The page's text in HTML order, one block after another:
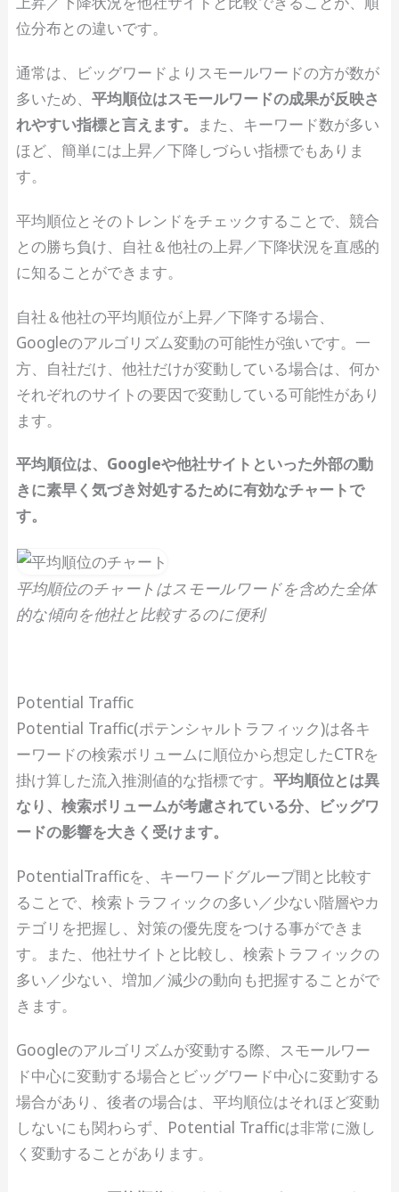
位分布との違いです。
通常は、ビッグワードよりスモールワードの方が数が
多いため、 平均順位はスモールワードの成果が反映さ
れやすい指標と言えます。 また、キーワード数が多い
ほど、簡単には上昇／下降しづらい指標でもありま
す。
平均順位とそのトレンドをチェックすることで、競合
との勝ち負け、自社＆他社の上昇／下降状況を直感的
に知ることができます。
自社＆他社の平均順位が上昇／下降する場合、
Googleのアルゴリズム変動の可能性が強いです。一
方、自社だけ、他社だけが変動している場合は、何か
それぞれのサイトの要因で変動している可能性があり
ます。
平均順位は、Googleや他社サイトといった外部の動
きに素早く気づき対処するために有効なチャートで
す。
平均順位のチャートはスモールワードを含めた全体
的な傾向を他社と比較するのに便利
Potential Traffic
Potential Traffic(ポテンシャルトラフィック)は各キ
ーワードの検索ボリュームに順位から想定したCTRを
掛け算した流入推測値的な指標です。 平均順位とは異
なり、検索ボリュームが考慮されている分、ビッグワ
ードの影響を大きく受けます。
PotentialTrafficを、キーワードグループ間と比較す
ることで、検索トラフィックの多い／少ない階層やカ
テゴリを把握し、対策の優先度をつける事ができま
す。また、他社サイトと比較し、検索トラフィックの
多い／少ない、増加／減少の動向も把握することがで
きます。
Googleのアルゴリズムが変動する際、スモールワー
ド中心に変動する場合とビッグワード中心に変動する
場合があり、後者の場合は、平均順位はそれほど変動
しないにも関わらず、Potential Trafficは非常に激し
く変動することがあります。